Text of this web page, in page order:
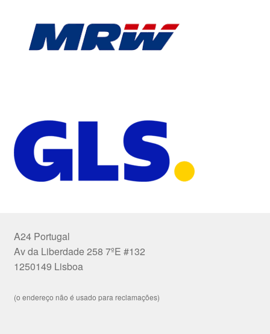
A24 Portugal
Av da Liberdade 258 7ºE #132
1250149 Lisboa
(o endereço não é usado para reclamações)